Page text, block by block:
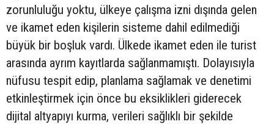
zorunluluğu yoktu, ülkeye çalışma izni dışında gelen
ve ikamet eden kişilerin sisteme dahil edilmediği
büyük bir boşluk vardı. Ülkede ikamet eden ile turist
arasında ayrım kayıtlarda sağlanmamıştı. Dolayısıyla
nüfusu tespit edip, planlama sağlamak ve denetimi
etkinleştirmek için önce bu eksiklikleri giderecek
dijital altyapıyı kurma, verileri sağlıklı bir şekilde